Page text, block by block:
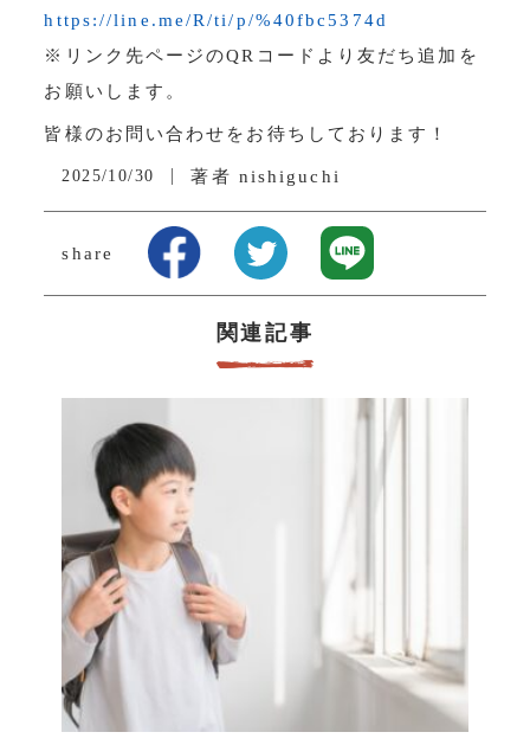
https://line.me/R/ti/p/%40fbc5374d
※リンク先ページのQRコードより友だち追加を
お願いします。
皆様のお問い合わせをお待ちしております！
2025/10/30 著者 nishiguchi
share
関連記事